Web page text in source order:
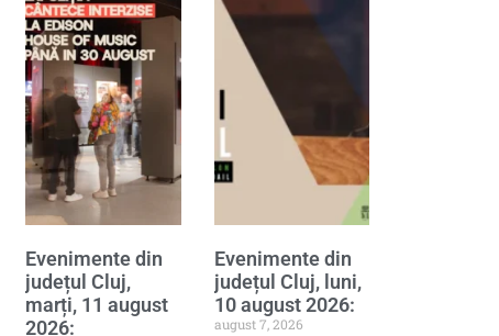
Evenimente din
județul Cluj,
marți, 11 august
2026:
Evenimente din
județul Cluj, luni,
10 august 2026:
august 7, 2026